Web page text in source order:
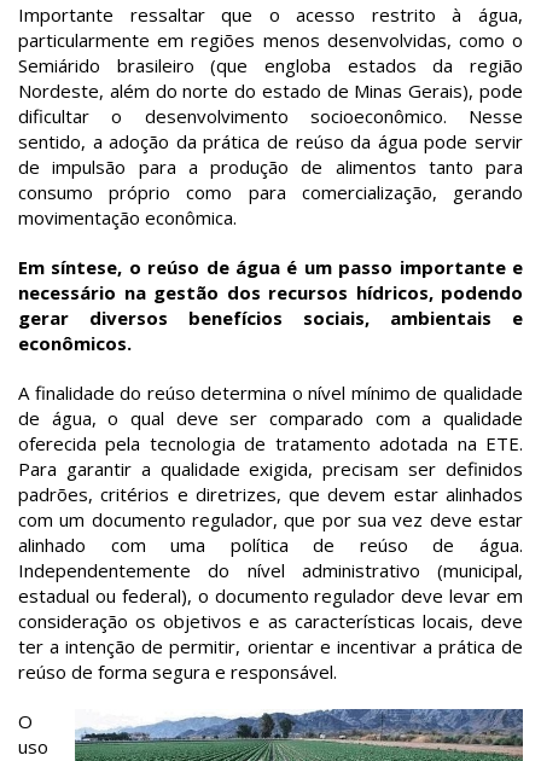
Importante ressaltar que o acesso restrito à água,
particularmente em regiões menos desenvolvidas, como o
Semiárido brasileiro (que engloba estados da região
Nordeste, além do norte do estado de Minas Gerais), pode
dificultar o desenvolvimento socioeconômico. Nesse
sentido, a adoção da prática de reúso da água pode servir
de impulsão para a produção de alimentos tanto para
consumo próprio como para comercialização, gerando
movimentação econômica.
Em síntese, o reúso de água é um passo importante e
necessário na gestão dos recursos hídricos, podendo
gerar diversos benefícios sociais, ambientais e
econômicos.
A finalidade do reúso determina o nível mínimo de qualidade
de água, o qual deve ser comparado com a qualidade
oferecida pela tecnologia de tratamento adotada na ETE.
Para garantir a qualidade exigida, precisam ser definidos
padrões, critérios e diretrizes, que devem estar alinhados
com um documento regulador, que por sua vez deve estar
alinhado com uma política de reúso de água.
Independentemente do nível administrativo (municipal,
estadual ou federal), o documento regulador deve levar em
consideração os objetivos e as características locais, deve
ter a intenção de permitir, orientar e incentivar a prática de
reúso de forma segura e responsável.
O
uso